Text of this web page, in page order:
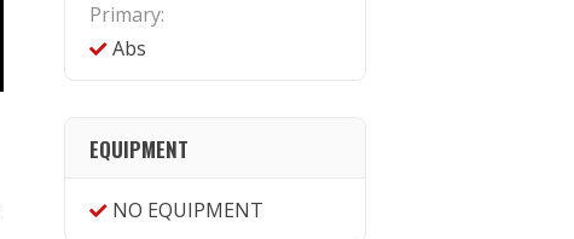
Primary:
Abs
EQUIPMENT
NO EQUIPMENT